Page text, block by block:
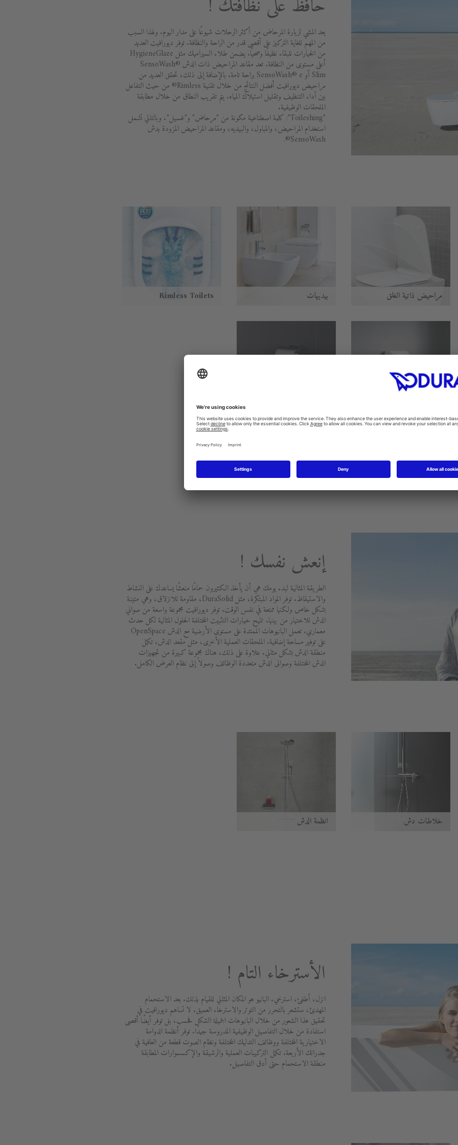
حافظ على نظافتك !
يعد المشي لزيارة المرحاض من أكثر الرحلات شيوعًا على مدار اليوم. ولهذا السبب
من المهم للغاية التركيز على أقصى قدر من الراحة والنظافة. توفر ديورافيت العديد
من الخيارات للبقاء نظيفًا وصحيًا. يضمن طلاء السيراميك مثل HygieneGlaze
أعلى مستوى من النظافة. تعد مقاعد المراحيض ذات الدش SensoWash®
Slim أو SensoWash® e براحة تامة. بالإضافة إلى ذلك، تحقق العديد من
مراحيض ديورافيت أفضل النتائج من خلال تقنية Rimless® من حيث التفاعل
بين أداء التنظيف وتقليل استهلاك المياه. يتم تقريب النطاق من خلال مطابقة
الملحقات الوظيفية.
"Toileshing": كلمة اصطناعية مكونة من "مرحاض" و"غسيل"، وبالتالي تشمل
استخدام المراحيض، والمباول، والبيديه، ومقاعد المراحيض المزودة بدش
SensoWash®.
مراحيض ذاتية الغلق بيديهات Rimless Toilets
إنعش نفسك !
الطريقة المثالية لبدء يومك هي أن يأخذ الكثيرون حمامًا منعشًا يساعدك على النشاط
والاستيقاظ. توفر المواد المبتكرة، مثل DuraSolid، مقاومة للانزلاق، وهي متينة
بشكل خاص ولكنها ممتعة في نفس الوقت. توفر ديورافيت مجموعة واسعة من صواني
الدش للاختيار من بينها. تتيح خيارات التثبيت المختلفة الحلول المثالية لكل حدث
معماري. تعمل البانيوهات الممتدة على مستوى الأرضية مع الدش OpenSpace
على توفير مساحة إضافية. الملحقات العملية الأخرى، مثل مقعد الدش، تكمل
منطقة الدش بشكل مثالي. علاوة على ذلك، هناك مجموعة كبيرة من تجهيزات
الدش المختلفة وصوانى الدش متعددة الوظائف وصولاً إلى نظام العرض الكامل.
خلاطات دش أنظمة الدُش
الأسترخاء التام !
انزل، أطفئ، استرخي. البانيو هو المكان المثالي للقيام بذلك. بعد الاستحمام
المهدئ، ستشعر بالتحرر من التوتر والاسترخاء العميق. لا تساهم ديورافيت في
تحقيق هذا الشعور من خلال البانيوهات الجميلة الشكل فحسب، بل توفر أيضًا أقصى
استفادة من خلال التفاصيل الوظيفية المدروسة جيدًا. توفر أنظمة الدوامة
الاختيارية المختلفة ووظائف التدليك المختلفة ونظام الصوت قطعة من العافية في
جدرانك الأربعة. تكمل التركيبات العملية والرشيقة والإكسسوارات المطابقة
منطقة الاستحمام حتى أدق التفاصيل.